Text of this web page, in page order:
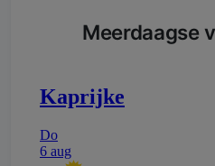
Meerdaagse